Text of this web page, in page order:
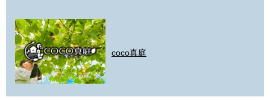
coco真庭